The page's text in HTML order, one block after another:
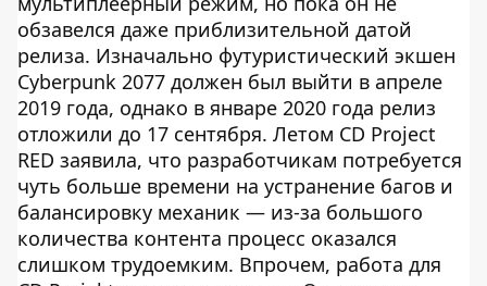
обзавелся даже приблизительной датой
релиза. Изначально футуристический экшен
Cyberpunk 2077 должен был выйти в апреле
2019 года, однако в январе 2020 года релиз
отложили до 17 сентября. Летом CD Project
RED заявила, что разработчикам потребуется
чуть больше времени на устранение багов и
балансировку механик — из-за большого
количества контента процесс оказался
слишком трудоемким. Впрочем, работа для